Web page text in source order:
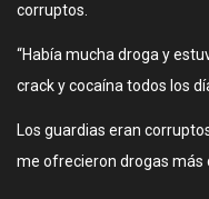
corruptos.
“Había mucha droga y
crack y cocaína todos los
Los guardias eran
me ofrecieron drogas más